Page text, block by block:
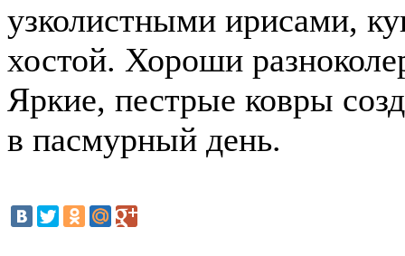
узколистными ирисами,
хостой. Хороши
Яркие, пестрые ковры
в пасмурный день.